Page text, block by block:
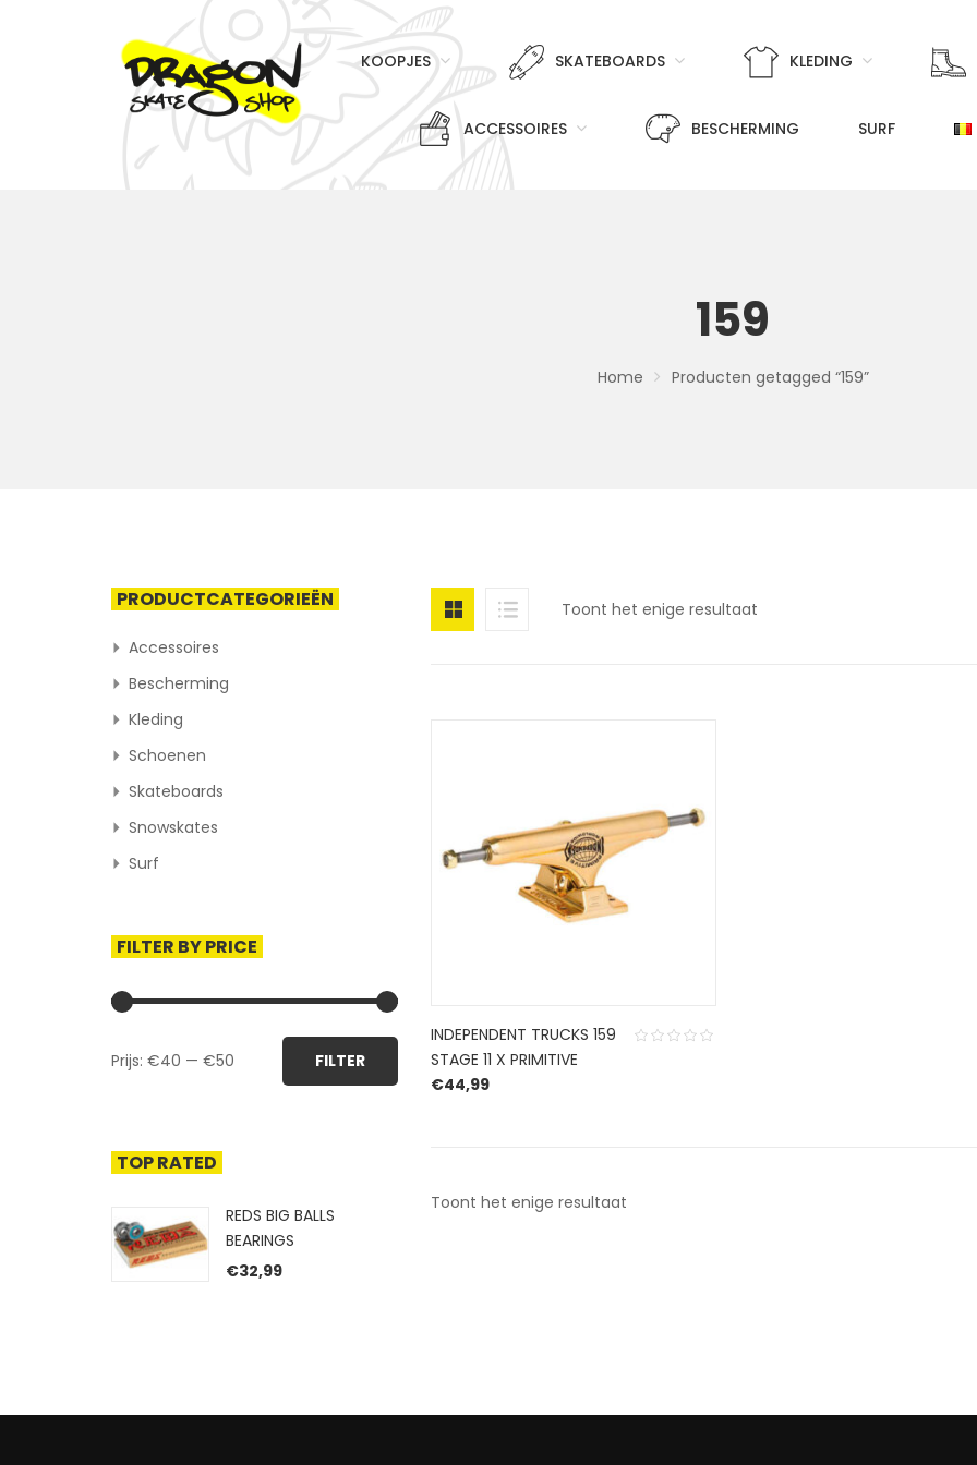
KOOPJES SKATEBOARDS KLEDING
ACCESSOIRES BESCHERMING SURF
159
Home Producten getagged “159”
PRODUCTCATEGORIEËN
Accessoires
Bescherming
Kleding
Schoenen
Skateboards
Snowskates
Surf
FILTER BY PRICE
prijs
prijs
FILTER
Prijs: €40 — €50
TOP RATED
REDS BIG BALLS
BEARINGS
€32,99
Toont het enige resultaat
INDEPENDENT TRUCKS 159
STAGE 11 X PRIMITIVE
€44,99
Toont het enige resultaat